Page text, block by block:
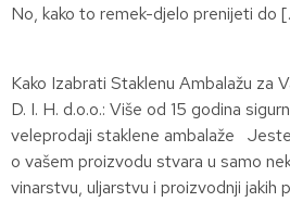
No, kako to remek-djelo prenijeti do
Kako Izabrati Staklenu Ambalažu za
D. I. H. d.o.o.: Više od 15 godina
veleprodaji staklene ambalaže
o vašem proizvodu stvara u samo
vinarstvu, uljarstvu i proizvodnji jakih